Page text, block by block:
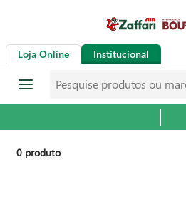
Loja Online Institucional
0 produto